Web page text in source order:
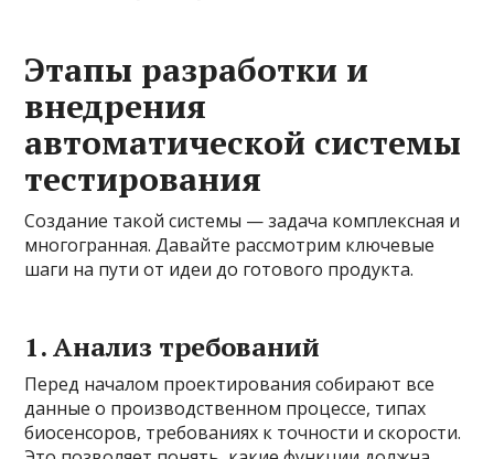
Этапы разработки и
внедрения
автоматической системы
тестирования
Создание такой системы — задача комплексная и
многогранная. Давайте рассмотрим ключевые
шаги на пути от идеи до готового продукта.
1. Анализ требований
Перед началом проектирования собирают все
данные о производственном процессе, типах
биосенсоров, требованиях к точности и скорости.